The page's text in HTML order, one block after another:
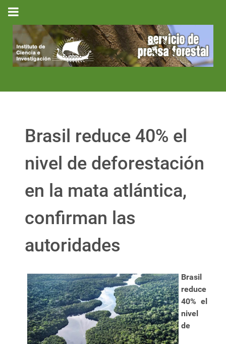
Brasil reduce 40% el
nivel de deforestación
en la mata atlántica,
confirman las
autoridades
Brasil
reduce
40% el
nivel
de